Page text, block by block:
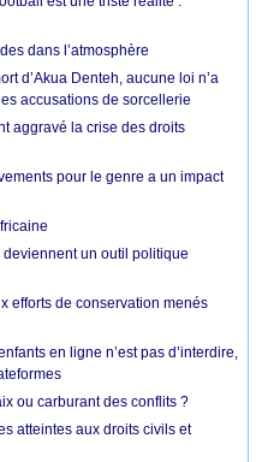
dans l’atmosphère
d’Akua Denteh, aucune loi n’a
accusations de sorcellerie
aggravé la crise des droits
pour le genre a un impact
un outil politique
efforts de conservation menés
en ligne n’est pas d’interdire,
ou carburant des conflits ?
atteintes aux droits civils et